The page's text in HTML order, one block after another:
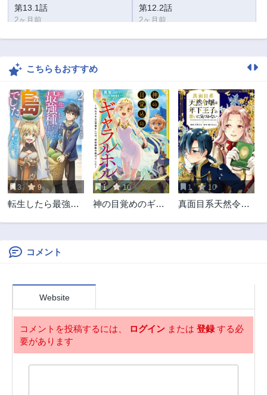
第13.1話
2ヶ月前
第12.2話
2ヶ月前
第12.1話 第11.2話
第11.1話
第10.1話
2年前
第9.2話
2ヶ月前
第9.1話
2年前
第8話
2年前
第7話
2年前
第6話
2年前
第5話
2年前
第4話
2年前
第3話 第2話
第1話
こちらもおすすめ
3 9
転生したら最強種
ローライフを楽し
みます
1 10
神の目覚めのギャ
し》は、封印解除
1 10
真面目系天然令嬢
コメント
Website
コメントを投稿するには、 ログイン または 登録する必
要があります